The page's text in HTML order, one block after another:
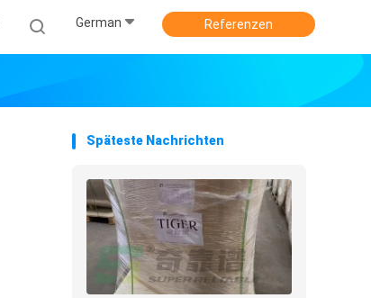
German Referenzen
Späteste Nachrichten